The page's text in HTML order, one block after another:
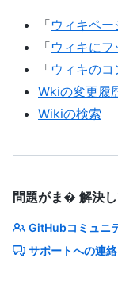
「ウィキペ
「ウィキに
「ウィキの
Wkiの変更履
Wikiの検索
問題がま� 解決
GitHubコミュニ
サポートへの連絡